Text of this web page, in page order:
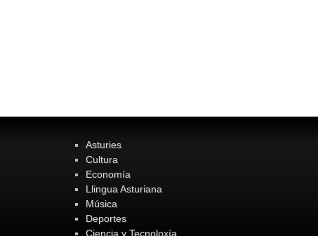
Asturies
Cultura
Economía
Llingua Asturiana
Música
Deportes
Ciencia y Tecnoloxía